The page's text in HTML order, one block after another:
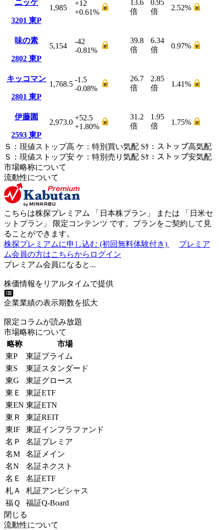
ニッケ
3201 東P
1,985
+12
+0.61%
13.6
倍
0.95
倍
2.52%
味の素
2802 東P
5,154
-42
-0.81%
39.8
倍
6.34
倍
0.97%
キッコマン
2801 東P
1,768.5
-1.5
-0.08%
26.7
倍
2.85
倍
1.41%
伊藤園
2593 東P
2,973.0
+52.5
+1.80%
31.2
倍
1.95
倍
1.75%
Ｓ ： 現値ストップ高 ケ ： 特別買い気配 Sｹ ： ストップ高気配
Ｓ ： 現値ストップ安 ケ ： 特別売 り 気配 Sｹ ： ストップ安気配
市場略称について
流動性について
こちらは株探プレミアム 「 日本株プラン 」 または 「 日米セ
ットプラン 」 限定コンテンツ です。プランをご契約して見
ることができます。
株探プレミアムに申し込む (初回無料体験付き)
プレミア
ム会員の方はこちらからログイン
プレミアム会員になると...
株価情報をリアルタイムで提供
企業業績の表示期数を拡大
限定コラムが読み放題
市場略称について
略称
市場
東P
東証プライム
東S
東証スタンダード
東G
東証グロース
東Ｅ
東証ETF
東EN 東証ETN
東Ｒ
東証REIT
東IF
東証インフラファンド
名Ｐ
名証プレミア
名M
名証メイン
名N
名証ネクスト
名Ｅ
名証ETF
札Ａ
札証アンビシャス
福Ｑ
福証Q-Board
閉じる
流動性について